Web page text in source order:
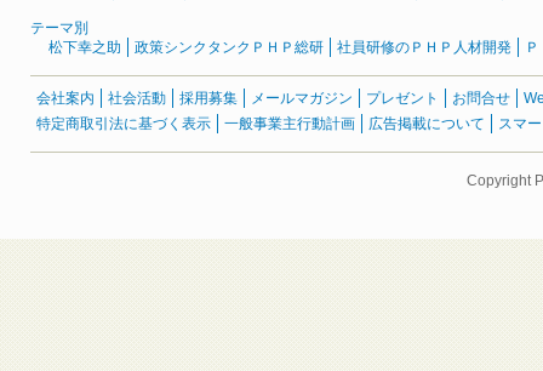
テーマ別
松下幸之助
政策シンクタンクＰＨＰ総研 社員研修のＰＨＰ人材開発
会社案内 社会活動 採用募集 メールマガジン プレゼント お問合せ
特定商取引法に基づく表示
一般事業主行動計画 広告掲載について スマ
Copyright